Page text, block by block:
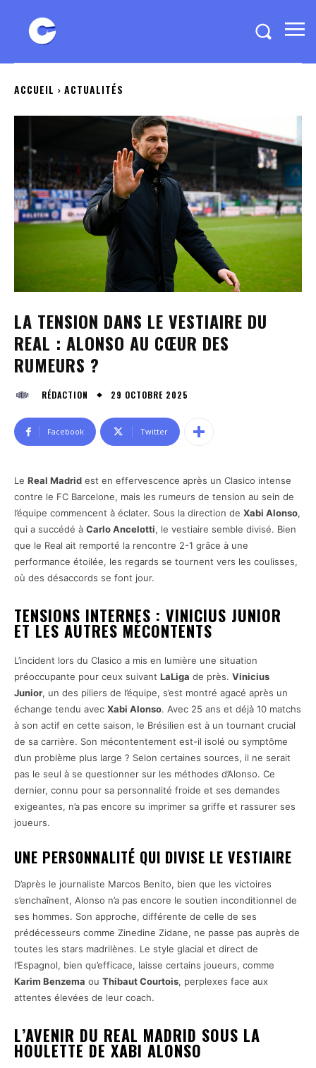
ACCUEIL ACTUALITÉS
LA TENSION DANS LE VESTIAIRE DU
REAL : ALONSO AU CŒUR DES
RUMEURS ?
RÉDACTION 29 OCTOBRE 2025
Facebook Twitter
Le Real Madrid est en effervescence après un Clasico intense
contre le FC Barcelone, mais les rumeurs de tension au sein de
l’équipe commencent à éclater. Sous la direction de Xabi Alonso,
qui a succédé à Carlo Ancelotti, le vestiaire semble divisé. Bien
que le Real ait remporté la rencontre 2-1 grâce à une
performance étoilée, les regards se tournent vers les coulisses,
où des désaccords se font jour.
TENSIONS INTERNES : VINICIUS JUNIOR
ET LES AUTRES MÉCONTENTS
L’incident lors du Clasico a mis en lumière une situation
préoccupante pour ceux suivant LaLiga de près. Vinicius
Junior, un des piliers de l’équipe, s’est montré agacé après un
échange tendu avec Xabi Alonso. Avec 25 ans et déjà 10 matchs
à son actif en cette saison, le Brésilien est à un tournant crucial
de sa carrière. Son mécontentement est-il isolé ou symptôme
d’un problème plus large ? Selon certaines sources, il ne serait
pas le seul à se questionner sur les méthodes d’Alonso. Ce
dernier, connu pour sa personnalité froide et ses demandes
exigeantes, n’a pas encore su imprimer sa griffe et rassurer ses
joueurs.
UNE PERSONNALITÉ QUI DIVISE LE VESTIAIRE
D’après le journaliste Marcos Benito, bien que les victoires
s’enchaînent, Alonso n’a pas encore le soutien inconditionnel de
ses hommes. Son approche, différente de celle de ses
prédécesseurs comme Zinedine Zidane, ne passe pas auprès de
toutes les stars madrilènes. Le style glacial et direct de
l’Espagnol, bien qu’efficace, laisse certains joueurs, comme
Karim Benzema ou Thibaut Courtois, perplexes face aux
attentes élevées de leur coach.
L’AVENIR DU REAL MADRID SOUS LA
HOULETTE DE XABI ALONSO